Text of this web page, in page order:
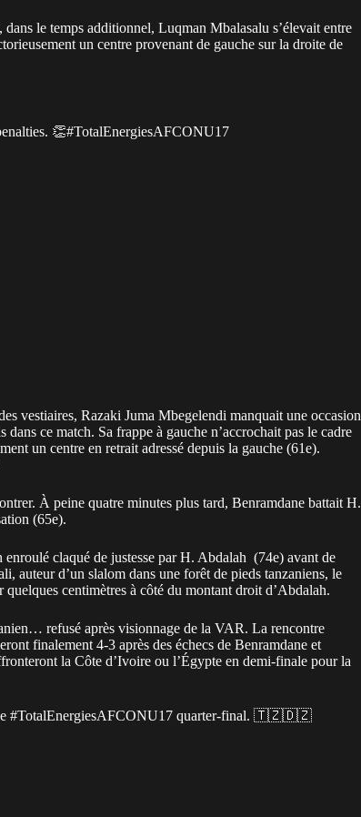
le temps additionnel, Luqman Mbalasalu s’élevait entre
un centre provenant de gauche sur la droite de
👏#TotalEnergiesAFCONU17
vestiaires, Razaki Juma Mbegelendi manquait une occasion
ce match. Sa frappe à gauche n’accrochait pas le cadre
un centre en retrait adressé depuis la gauche (61e).
À peine quatre minutes plus tard, Benramdane battait H.
(65e).
claqué de justesse par H. Abdalah (74e) avant de
auteur d’un slalom dans une forêt de pieds tanzaniens, le
centimètres à côté du montant droit d’Abdalah.
refusé après visionnage de la VAR. La rencontre
finalement 4-3 après des échecs de Benramdane et
la Côte d’Ivoire ou l’Égypte en demi-finale pour la
#TotalEnergiesAFCONU17 quarter-final. 🇹🇿🇩🇿